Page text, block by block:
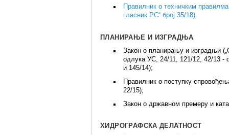
Правилник о техничким
гласник РС“ број 35/18).
ПЛАНИРАЊЕ И ИЗГРАДЊА
Закон о планирању и изградњи
одлука УС, 24/11, 121/12, 42/13
и 145/14);
Правилник о поступку
22/15);
Закон о државном премеру и
ХИДРОГРАФСКА ДЕЛАТНОСТ